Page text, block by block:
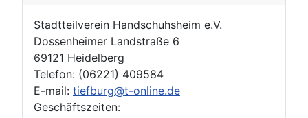
Stadtteilverein Handschuhsheim e.V.
Dossenheimer Landstraße 6
69121 Heidelberg
Telefon: (06221) 409584
E-mail: tiefburg@t-online.de
Geschäftszeiten: